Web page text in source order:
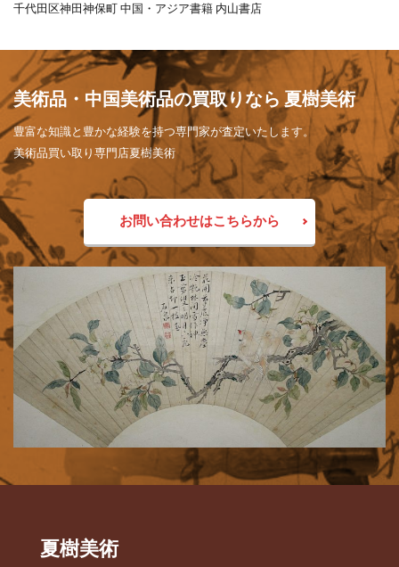
千代田区神田神保町 中国・アジア書籍 内山書店
美術品・中国美術品の買取りなら 夏樹美術
豊富な知識と豊かな経験を持つ専門家が査定いたします。
美術品買い取り専門店夏樹美術
お問い合わせはこちらから
夏樹美術